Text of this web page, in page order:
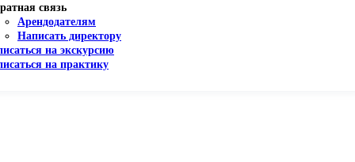
связь
Арендодателям
Написать директору
на экскурсию
на практику